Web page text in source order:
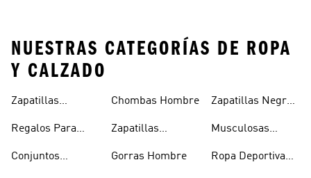
NUESTRAS CATEGORÍAS DE ROPA
Y CALZADO
Zapatillas
Regalos Para
Conjuntos
Hombre
Chombas Hombre
Zapatillas
Gorras Hombre
Zapatillas Negras
Musculosas
Ropa Deportiva